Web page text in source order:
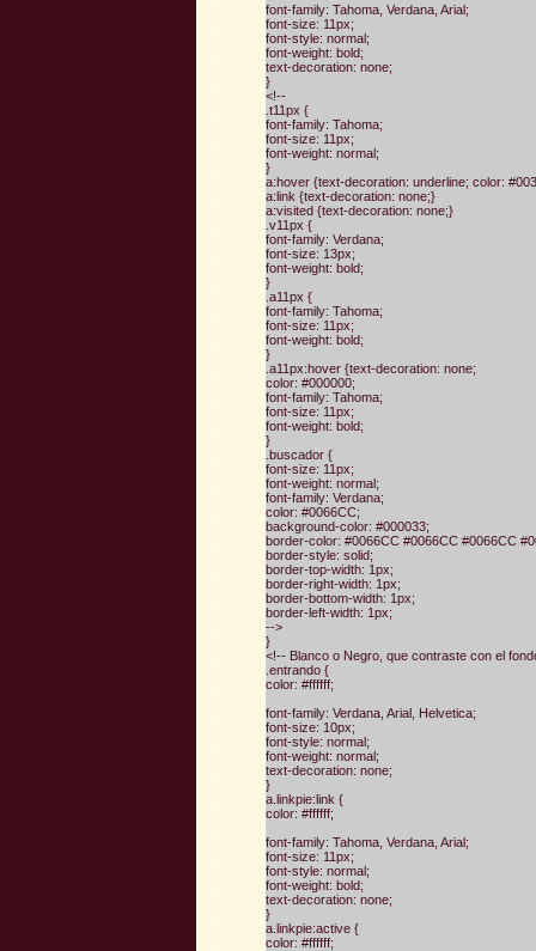
font-family: Tahoma, Verdana, Arial;
font-size: 11px;
font-style: normal;
font-weight: bold;
text-decoration: none;
}
<!--
.t11px {
font-family: Tahoma;
font-size: 11px;
font-weight: normal;
}
a:hover {text-decoration: underline; color:
a:link {text-decoration: none;}
a:visited {text-decoration: none;}
.v11px {
font-family: Verdana;
font-size: 13px;
font-weight: bold;
}
.a11px {
font-family: Tahoma;
font-size: 11px;
font-weight: bold;
}
.a11px:hover {text-decoration: none;
color: #000000;
font-family: Tahoma;
font-size: 11px;
font-weight: bold;
}
.buscador {
font-size: 11px;
font-weight: normal;
font-family: Verdana;
color: #0066CC;
background-color: #000033;
border-color: #0066CC #0066CC #0066CC
border-style: solid;
border-top-width: 1px;
border-right-width: 1px;
border-bottom-width: 1px;
border-left-width: 1px;
-->
}
<!-- Blanco o Negro, que contraste con el
.entrando {
color: #ffffff;
font-family: Verdana, Arial, Helvetica;
font-size: 10px;
font-style: normal;
font-weight: normal;
text-decoration: none;
}
a.linkpie:link {
color: #ffffff;
font-family: Tahoma, Verdana, Arial;
font-size: 11px;
font-style: normal;
font-weight: bold;
text-decoration: none;
}
a.linkpie:active {
color: #ffffff;